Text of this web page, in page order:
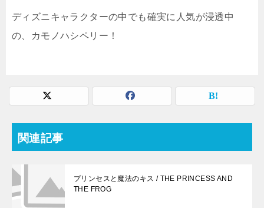
ディズニキャラクターの中でも確実に人気が浸透中
の、カモノハシペリー！
関連記事
プリンセスと魔法のキス / THE PRINCESS AND
THE FROG